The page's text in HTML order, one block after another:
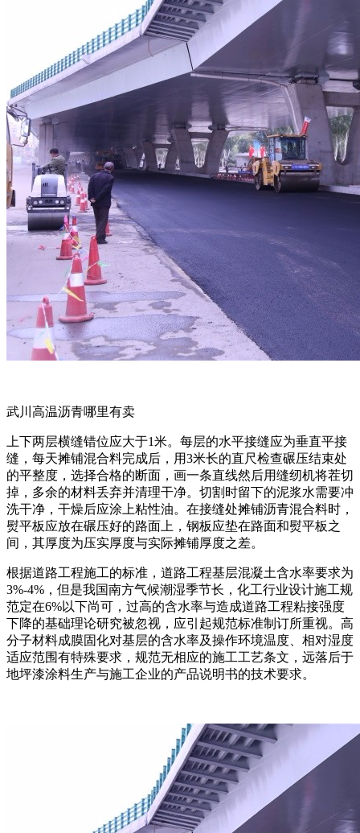
武川高温沥青哪里有卖
上下两层横缝错位应大于1米。每层的水平接缝应为垂直平接
缝，每天摊铺混合料完成后，用3米长的直尺检查碾压结束处
的平整度，选择合格的断面，画一条直线然后用缝纫机将茬切
掉，多余的材料丢弃并清理干净。切割时留下的泥浆水需要冲
洗干净，干燥后应涂上粘性油。在接缝处摊铺沥青混合料时，
熨平板应放在碾压好的路面上，钢板应垫在路面和熨平板之
间，其厚度为压实厚度与实际摊铺厚度之差。
根据道路工程施工的标准，道路工程基层混凝土含水率要求为
3%-4%，但是我国南方气候潮湿季节长，化工行业设计施工规
范定在6%以下尚可，过高的含水率与造成道路工程粘接强度
下降的基础理论研究被忽视，应引起规范标准制订所重视。高
分子材料成膜固化对基层的含水率及操作环境温度、相对湿度
适应范围有特殊要求，规范无相应的施工工艺条文，远落后于
地坪漆涂料生产与施工企业的产品说明书的技术要求。